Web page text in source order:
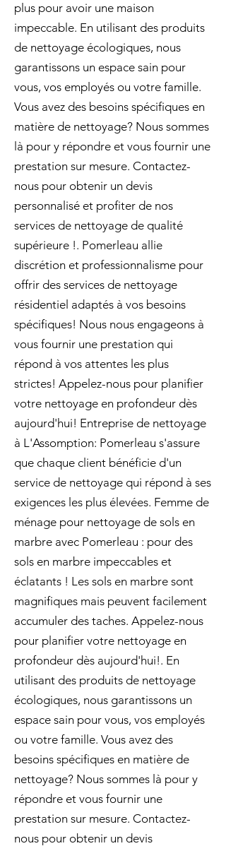
plus pour avoir une maison
impeccable. En utilisant des produits
de nettoyage écologiques, nous
garantissons un espace sain pour
vous, vos employés ou votre famille.
Vous avez des besoins spécifiques en
matière de nettoyage? Nous sommes
là pour y répondre et vous fournir une
prestation sur mesure. Contactez-
nous pour obtenir un devis
personnalisé et profiter de nos
services de nettoyage de qualité
supérieure !. Pomerleau allie
discrétion et professionnalisme pour
offrir des services de nettoyage
résidentiel adaptés à vos besoins
spécifiques! Nous nous engageons à
vous fournir une prestation qui
répond à vos attentes les plus
strictes! Appelez-nous pour planifier
votre nettoyage en profondeur dès
aujourd'hui! Entreprise de nettoyage
à L'Assomption: Pomerleau s'assure
que chaque client bénéficie d'un
service de nettoyage qui répond à ses
exigences les plus élevées. Femme de
ménage pour nettoyage de sols en
marbre avec Pomerleau : pour des
sols en marbre impeccables et
éclatants ! Les sols en marbre sont
magnifiques mais peuvent facilement
accumuler des taches. Appelez-nous
pour planifier votre nettoyage en
profondeur dès aujourd'hui!. En
utilisant des produits de nettoyage
écologiques, nous garantissons un
espace sain pour vous, vos employés
ou votre famille. Vous avez des
besoins spécifiques en matière de
nettoyage? Nous sommes là pour y
répondre et vous fournir une
prestation sur mesure. Contactez-
nous pour obtenir un devis